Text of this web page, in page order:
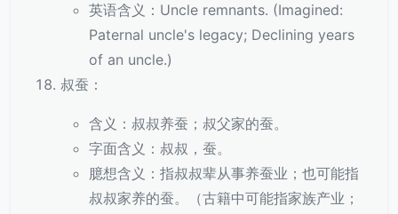
英语含义：Uncle remnants. (Imagined:
Paternal uncle's legacy; Declining years
of an uncle.)
叔蚕：
含义：叔叔养蚕；叔父家的蚕。
字面含义：叔叔，蚕。
臆想含义：指叔叔辈从事养蚕业；也可能指
叔叔家养的蚕。（古籍中可能指家族产业；